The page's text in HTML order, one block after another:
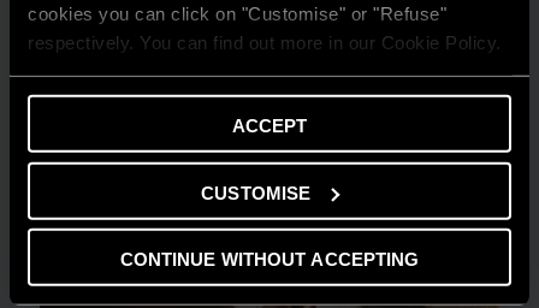
cookies you can click on "Customise" or "Refuse"
respectively. You can find out more in our Cookie Policy.
ACCEPT
CUSTOMISE
CONTINUE WITHOUT ACCEPTING